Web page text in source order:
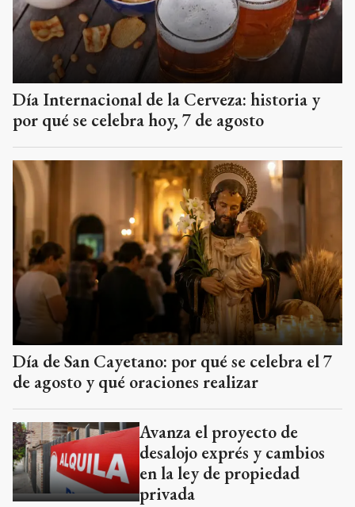
Día Internacional de la Cerveza: historia y
por qué se celebra hoy, 7 de agosto
Día de San Cayetano: por qué se celebra el 7
de agosto y qué oraciones realizar
Avanza el proyecto de
desalojo exprés y cambios
en la ley de propiedad
privada